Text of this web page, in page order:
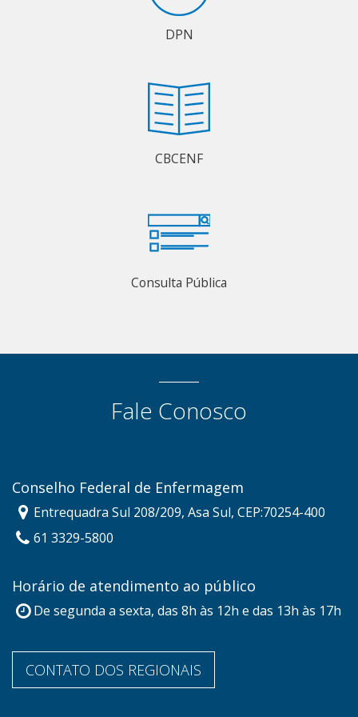
DPN
CBCENF
Consulta Pública
Fale Conosco
Conselho Federal de Enfermagem
Entrequadra Sul 208/209, Asa Sul, CEP:70254-400
61 3329-5800
Horário de atendimento ao público
De segunda a sexta, das 8h às 12h e das 13h às 17h
CONTATO DOS REGIONAIS